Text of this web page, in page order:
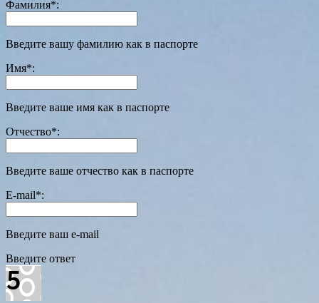
Фамилия*:
Введите вашу фамилию как в паспорте
Имя*:
Введите ваше имя как в паспорте
Отчество*:
Введите ваше отчество как в паспорте
E-mail*:
Введите ваш e-mail
Введите ответ